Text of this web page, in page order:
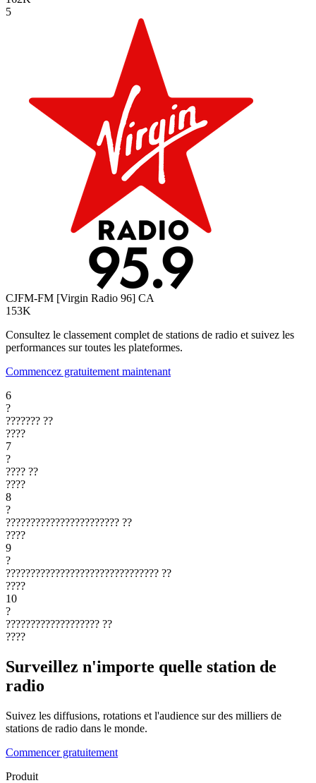
5
CJFM-FM [Virgin Radio 96] CA
153K
Consultez le classement complet de stations de radio et suivez les
performances sur toutes les plateformes.
Commencez gratuitement maintenant
6
?
??????? ??
????
7
?
???? ??
????
8
?
??????????????????????? ??
????
9
?
??????????????????????????????? ??
????
10
?
??????????????????? ??
????
Surveillez n'importe quelle station de
radio
Suivez les diffusions, rotations et l'audience sur des milliers de
stations de radio dans le monde.
Commencer gratuitement
Produit